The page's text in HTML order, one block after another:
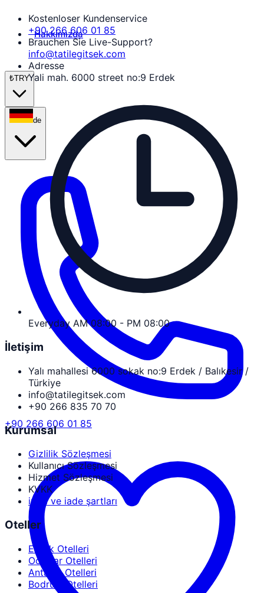
Hakkımızda
₺TRY
de
+90 266 606 01 85
Kostenloser Kundenservice
+90 266 606 01 85
Brauchen Sie Live-Support?
info@tatilegitsek.com
Adresse
Yali mah. 6000 street no:9 Erdek
Everyday AM 08:00 - PM 08:00
İletişim
Yalı mahallesi 6000 sokak no:9 Erdek / Balıkesir /
Türkiye
info@tatilegitsek.com
+90 266 835 70 70
Kurumsal
Gizlilik Sözleşmesi
Kullanıcı Sözleşmesi
Hizmet Sözleşmesi
KVKK
iptal ve iade şartları
Oteller
Erdek Otelleri
Ocaklar Otelleri
Antalya Otelleri
Bodrum Otelleri